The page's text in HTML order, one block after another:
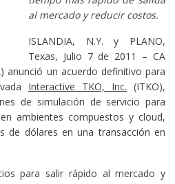
al mercado y reducir costos.
ISLANDIA, N.Y. y PLANO,
Texas, Julio 7 de 2011 – CA
anunció un acuerdo definitivo para
Interactive TKO, Inc. (ITKO),
de simulación de servicio para
ambientes compuestos y cloud,
de dólares en una transacción en
para salir rápido al mercado y